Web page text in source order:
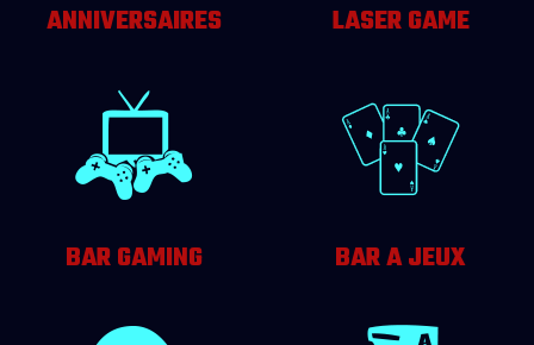
ANNIVERSAIRES LASER GAME
BAR GAMING BAR A JEUX